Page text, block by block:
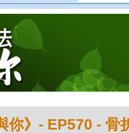
你》- EP570 - 骨